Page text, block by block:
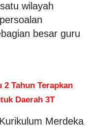
wilayah
besar guru
Tahun Terapkan
Daerah 3T
Merdeka